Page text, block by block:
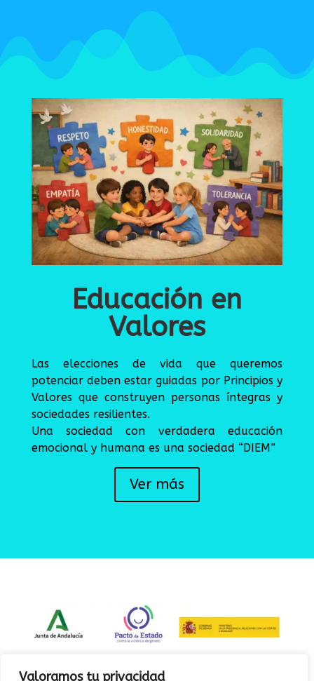
Valoramos tu privacidad
Educación en
Valores
Las elecciones de vida que queremos
potenciar deben estar guiadas por Principios y
Valores que construyen personas íntegras y
sociedades resilientes.
Una sociedad con verdadera educación
emocional y humana es una sociedad “DIEM”
Ver más